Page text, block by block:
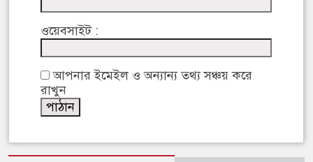
ওয়েবসাইট :
আপনার ইমেইল ও অন্যান্য তথ্য সঞ্চয় করে
রাখুন